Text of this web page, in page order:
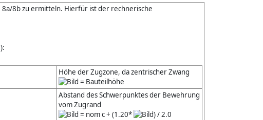
8a/8b zu ermitteln. Hierfür ist der rechnerische
Höhe der Zugzone, da zentrischer Zwang
= Bauteilhöhe
Abstand des Schwerpunktes der Bewehrung
vom Zugrand
= nom c + (1.20*
) / 2.0